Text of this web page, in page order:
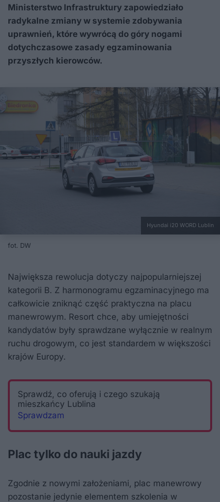
Ministerstwo Infrastruktury zapowiedziało
radykalne zmiany w systemie zdobywania
uprawnień, które wywrócą do góry nogami
dotychczasowe zasady egzaminowania
przyszłych kierowców.
Hyundai i20 WORD Lublin
fot. DW
Największa rewolucja dotyczy najpopularniejszej
kategorii B. Z harmonogramu egzaminacyjnego ma
całkowicie zniknąć część praktyczna na placu
manewrowym. Resort chce, aby umiejętności
kandydatów były sprawdzane wyłącznie w realnym
ruchu drogowym, co jest standardem w większości
krajów Europy.
Sprawdź, co oferują i czego szukają
mieszkańcy Lublina
Sprawdzam
Plac tylko do nauki jazdy
Zgodnie z nowymi założeniami, plac manewrowy
pozostanie jedynie elementem szkolenia w